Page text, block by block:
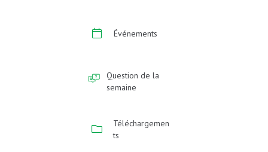
Événements
Question de la
semaine
Téléchargemen
ts